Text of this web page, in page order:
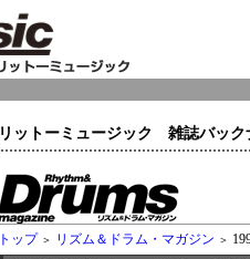
リットーミュージック 雑誌バック
トップ ＞ リズム＆ドラム・マガジン ＞